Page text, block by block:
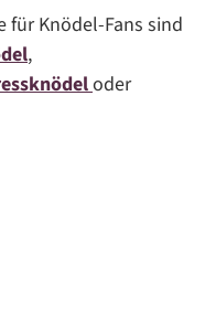
für Knödel-Fans sind
,
oder